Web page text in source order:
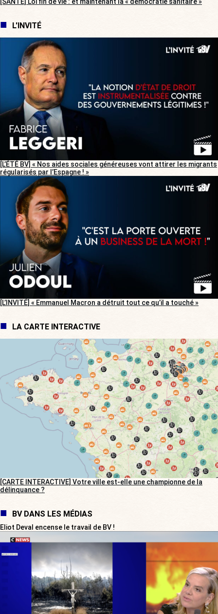
L'INVITÉ
[L’ÉTÉ BV] « Nos aides sociales généreuses vont attirer les migrants
régularisés par l’Espagne ! »
[L’INVITÉ] « Emmanuel Macron a détruit tout ce qu’il a touché »
LA CARTE INTERACTIVE
[CARTE INTERACTIVE] Votre ville est-elle une championne de la
délinquance ?
BV DANS LES MÉDIAS
Eliot Deval encense le travail de BV !